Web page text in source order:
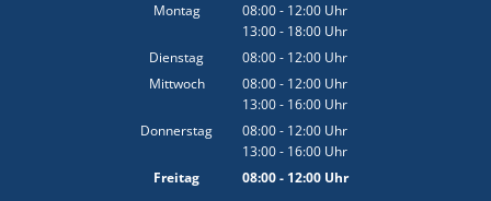
Montag 08:00- 12:00 Uhr
Von 08:00 bis 12:00 Uhr
13:00- 18:00 Uhr
Von 13:00 bis 18:00 Uhr
Dienstag 08:00- 12:00 Uhr
Von 08:00 bis 12:00 Uhr
Mittwoch 08:00- 12:00 Uhr
Von 08:00 bis 12:00 Uhr
13:00- 16:00 Uhr
Von 13:00 bis 16:00 Uhr
Donnerstag 08:00- 12:00 Uhr
Von 08:00 bis 12:00 Uhr
13:00- 16:00 Uhr
Von 13:00 bis 16:00 Uhr
Freitag 08:00- 12:00Uhr